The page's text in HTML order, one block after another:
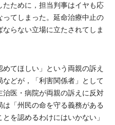
ために，担当判事はイヤも応
てしまった。延命治療中止の
らない立場に立たされてしま
てほしい」という両親の訴え
どが，「利害関係者」として
医・病院が両親の訴えに反対
「州民の命を守る義務がある
を認めるわけにはいかない」